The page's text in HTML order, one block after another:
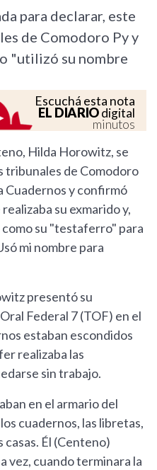
para declarar, este
de Comodoro Py y
"utilizó su nombre
Escuchá esta nota
EL DIARIOdigital
minutos
Hilda Horowitz, se
tribunales de Comodoro
Cuadernos y confirmó
su exmarido y,
su "testaferro" para
mi nombre para
presentó su
Federal 7 (TOF) en el
estaban escondidos
realizaba las
sin trabajo.
en el armario del
cuadernos, las libretas,
casas. Él (Centeno)
vez, cuando terminara la